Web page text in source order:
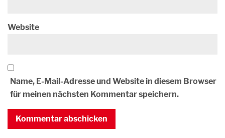
Website
Name, E-Mail-Adresse und Website in diesem Browser
für meinen nächsten Kommentar speichern.